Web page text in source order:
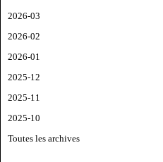
2026-03
2026-02
2026-01
2025-12
2025-11
2025-10
Toutes les archives